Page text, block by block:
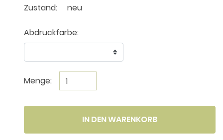
Zustand:
neu
Abdruckfarbe:
Menge:
IN DEN WARENKORB